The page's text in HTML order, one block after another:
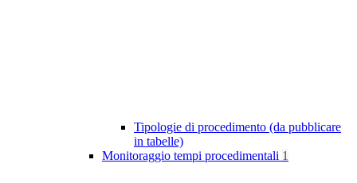
Tipologie di procedimento (da pubblicare
in tabelle)
Monitoraggio tempi procedimentali 1